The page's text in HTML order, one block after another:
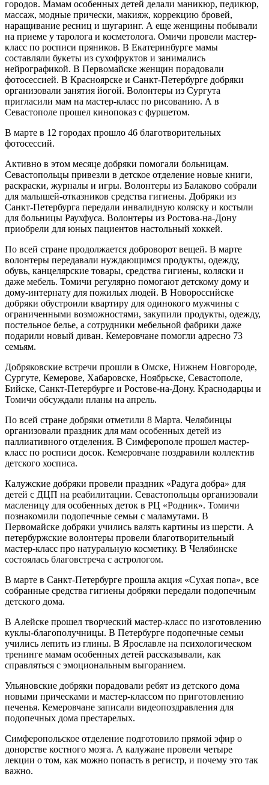
городов. Мамам особенных детей делали маникюр, педикюр,
массаж, модные прически, макияж, коррекцию бровей,
наращивание ресниц и шугаринг. А еще женщины побывали
на приеме у таролога и косметолога. Омичи провели мастер-
класс по росписи пряников. В Екатеринбурге мамы
составляли букеты из сухофруктов и занимались
нейрографикой. В Первомайске женщин порадовали
фотосессией. В Красноярске и Санкт-Петербурге добряки
организовали занятия йогой. Волонтеры из Сургута
пригласили мам на мастер-класс по рисованию. А в
Севастополе прошел кинопоказ с фуршетом.
В марте в 12 городах прошло 46 благотворительных
фотосессий.
Активно в этом месяце добряки помогали больницам.
Севастопольцы привезли в детское отделение новые книги,
раскраски, журналы и игры. Волонтеры из Балаково собрали
для малышей-отказников средства гигиены. Добряки из
Санкт-Петербурга передали инвалидную коляску и костыли
для больницы Раухфуса. Волонтеры из Ростова-на-Дону
приобрели для юных пациентов настольный хоккей.
По всей стране продолжается доброворот вещей. В марте
волонтеры передавали нуждающимся продукты, одежду,
обувь, канцелярские товары, средства гигиены, коляски и
даже мебель. Томичи регулярно помогают детскому дому и
дому-интернату для пожилых людей. В Новороссийске
добряки обустроили квартиру для одинокого мужчины с
ограниченными возможностями, закупили продукты, одежду,
постельное белье, а сотрудники мебельной фабрики даже
подарили новый диван. Кемеровчане помогли адресно 73
семьям.
Добряковские встречи прошли в Омске, Нижнем Новгороде,
Сургуте, Кемерове, Хабаровске, Ноябрьске, Севастополе,
Бийске, Санкт-Петербурге и Ростове-на-Дону. Краснодарцы и
Томичи обсуждали планы на апрель.
По всей стране добряки отметили 8 Марта. Челябинцы
организовали праздник для мам особенных детей из
паллиативного отделения. В Симферополе прошел мастер-
класс по росписи досок. Кемеровчане поздравили коллектив
детского хосписа.
Калужские добряки провели праздник «Радуга добра» для
детей с ДЦП на реабилитации. Севастопольцы организовали
масленицу для особенных деток в РЦ «Родник». Томичи
познакомили подопечные семьи с маламутами. В
Первомайске добряки учились валять картины из шерсти. А
петербуржские волонтеры провели благотворительный
мастер-класс про натуральную косметику. В Челябинске
состоялась благовстреча с астрологом.
В марте в Санкт-Петербурге прошла акция «Сухая попа», все
собранные средства гигиены добряки передали подопечным
детского дома.
В Алейске прошел творческий мастер-класс по изготовлению
куклы-благополучницы. В Петербурге подопечные семьи
учились лепить из глины. В Ярославле на психологическом
тренинге мамам особенных детей рассказывали, как
справляться с эмоциональным выгоранием.
Ульяновские добряки порадовали ребят из детского дома
новыми прическами и мастер-классом по приготовлению
печенья. Кемеровчане записали видеопоздравления для
подопечных дома престарелых.
Симферопольское отделение подготовило прямой эфир о
донорстве костного мозга. А калужане провели четыре
лекции о том, как можно попасть в регистр, и почему это так
важно.